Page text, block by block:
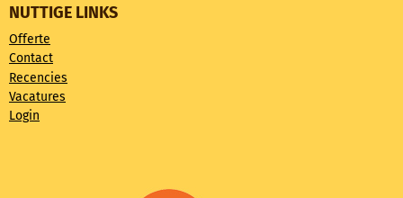
NUTTIGE LINKS
Offerte
Contact
Recencies
Vacatures
Login